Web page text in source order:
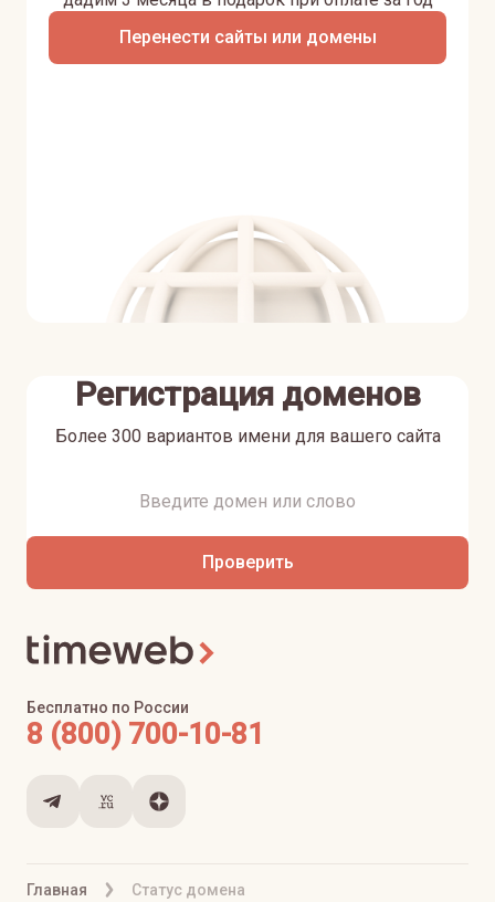
Перенести сайты или домены
Регистрация доменов
Более 300 вариантов имени для вашего сайта
Проверить
Главная Статус домена
Бесплатно по России
8 (800) 700-10-81